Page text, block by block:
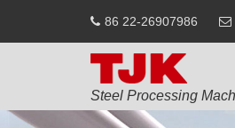
86 22-26907986
Steel Processing